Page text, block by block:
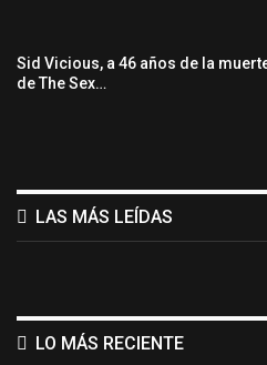
Sid Vicious, a 46 años de la
de The Sex…
LAS MÁS LEÍDAS
LO MÁS RECIENTE